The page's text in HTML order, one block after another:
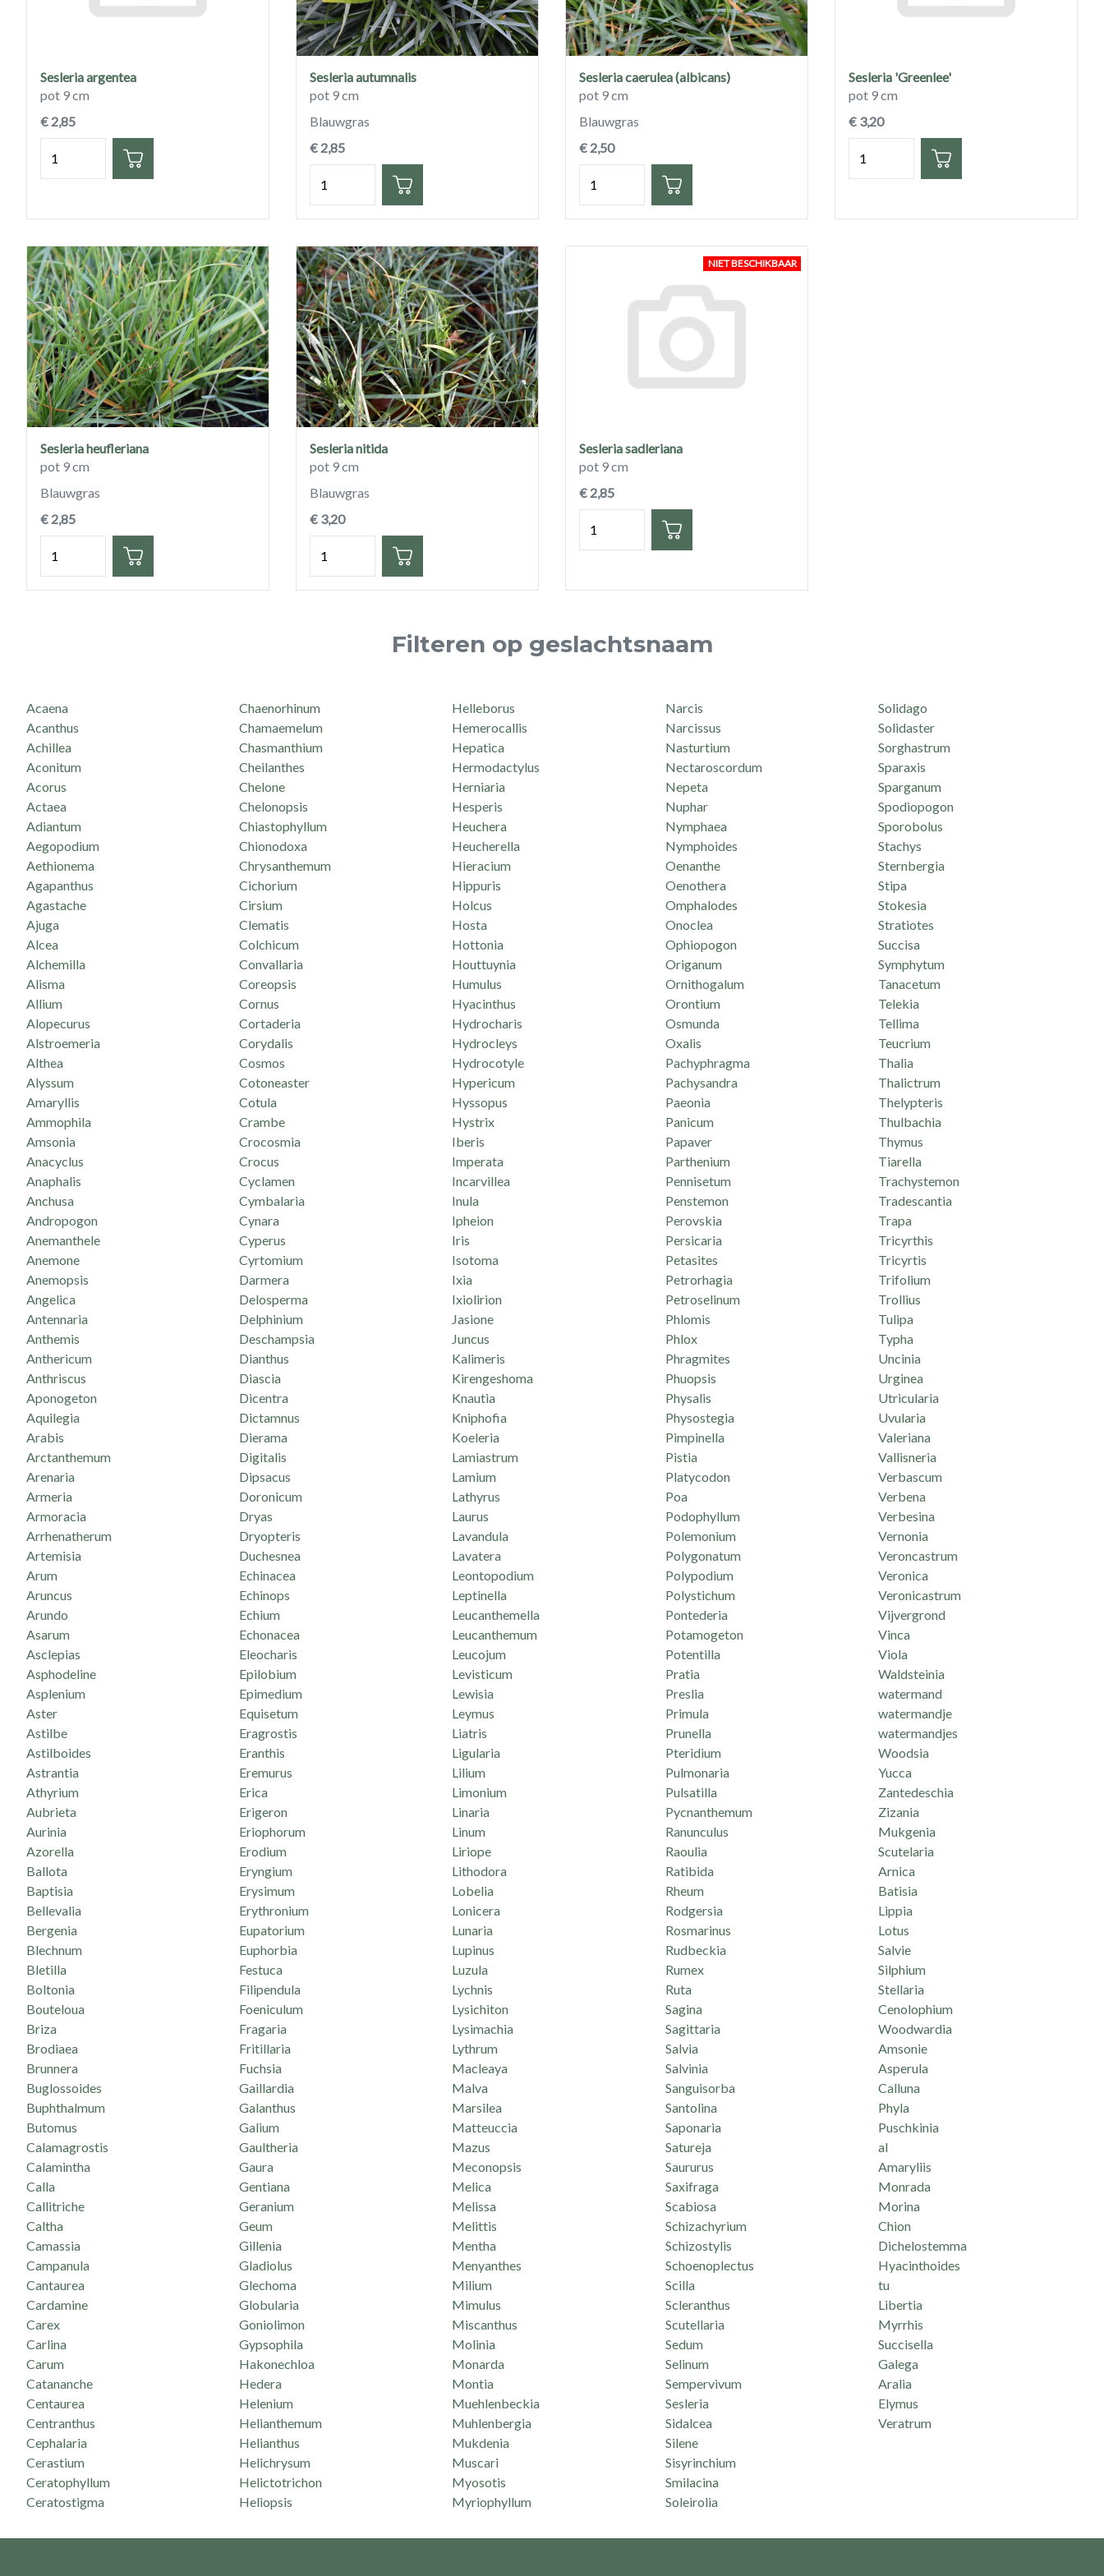
Sesleria argentea
pot 9 cm
€ 2,85
Sesleria autumnalis
pot 9 cm
Blauwgras
€ 2,85
Sesleria caerulea (albicans)
pot 9 cm
Blauwgras
€ 2,50
Sesleria 'Greenlee'
pot 9 cm
€ 3,20
Sesleria heufleriana
pot 9 cm
Blauwgras
€ 2,85
Sesleria nitida
pot 9 cm
Blauwgras
€ 3,20
Sesleria sadleriana
pot 9 cm
€ 2,85
NIET BESCHIKBAAR
Filteren op geslachtsnaam
Acaena
Acanthus
Achillea
Aconitum
Acorus
Actaea
Adiantum
Aegopodium
Aethionema
Agapanthus
Agastache
Ajuga
Alcea
Alchemilla
Alisma
Allium
Alopecurus
Alstroemeria
Althea
Alyssum
Amaryllis
Ammophila
Amsonia
Anacyclus
Anaphalis
Anchusa
Andropogon
Anemanthele
Anemone
Anemopsis
Angelica
Antennaria
Anthemis
Anthericum
Anthriscus
Aponogeton
Aquilegia
Arabis
Arctanthemum
Arenaria
Armeria
Armoracia
Arrhenatherum
Artemisia
Arum
Aruncus
Arundo
Asarum
Asclepias
Asphodeline
Asplenium
Aster
Astilbe
Astilboides
Astrantia
Athyrium
Aubrieta
Aurinia
Azorella
Ballota
Baptisia
Bellevalia
Bergenia
Blechnum
Bletilla
Boltonia
Bouteloua
Briza
Brodiaea
Brunnera
Buglossoides
Buphthalmum
Butomus
Calamagrostis
Calamintha
Calla
Callitriche
Caltha
Camassia
Campanula
Cantaurea
Cardamine
Carex
Carlina
Carum
Catananche
Centaurea
Centranthus
Cephalaria
Cerastium
Ceratophyllum
Ceratostigma
Chaenorhinum
Chamaemelum
Chasmanthium
Cheilanthes
Chelone
Chelonopsis
Chiastophyllum
Chionodoxa
Chrysanthemum
Cichorium
Cirsium
Clematis
Colchicum
Convallaria
Coreopsis
Cornus
Cortaderia
Corydalis
Cosmos
Cotoneaster
Cotula
Crambe
Crocosmia
Crocus
Cyclamen
Cymbalaria
Cynara
Cyperus
Cyrtomium
Darmera
Delosperma
Delphinium
Deschampsia
Dianthus
Diascia
Dicentra
Dictamnus
Dierama
Digitalis
Dipsacus
Doronicum
Dryas
Dryopteris
Duchesnea
Echinacea
Echinops
Echium
Echonacea
Eleocharis
Epilobium
Epimedium
Equisetum
Eragrostis
Eranthis
Eremurus
Erica
Erigeron
Eriophorum
Erodium
Eryngium
Erysimum
Erythronium
Eupatorium
Euphorbia
Festuca
Filipendula
Foeniculum
Fragaria
Fritillaria
Fuchsia
Gaillardia
Galanthus
Galium
Gaultheria
Gaura
Gentiana
Geranium
Geum
Gillenia
Gladiolus
Glechoma
Globularia
Goniolimon
Gypsophila
Hakonechloa
Hedera
Helenium
Helianthemum
Helianthus
Helichrysum
Helictotrichon
Heliopsis
Helleborus
Hemerocallis
Hepatica
Hermodactylus
Herniaria
Hesperis
Heuchera
Heucherella
Hieracium
Hippuris
Holcus
Hosta
Hottonia
Houttuynia
Humulus
Hyacinthus
Hydrocharis
Hydrocleys
Hydrocotyle
Hypericum
Hyssopus
Hystrix
Iberis
Imperata
Incarvillea
Inula
Ipheion
Iris
Isotoma
Ixia
Ixiolirion
Jasione
Juncus
Kalimeris
Kirengeshoma
Knautia
Kniphofia
Koeleria
Lamiastrum
Lamium
Lathyrus
Laurus
Lavandula
Lavatera
Leontopodium
Leptinella
Leucanthemella
Leucanthemum
Leucojum
Levisticum
Lewisia
Leymus
Liatris
Ligularia
Lilium
Limonium
Linaria
Linum
Liriope
Lithodora
Lobelia
Lonicera
Lunaria
Lupinus
Luzula
Lychnis
Lysichiton
Lysimachia
Lythrum
Macleaya
Malva
Marsilea
Matteuccia
Mazus
Meconopsis
Melica
Melissa
Melittis
Mentha
Menyanthes
Milium
Mimulus
Miscanthus
Molinia
Monarda
Montia
Muehlenbeckia
Muhlenbergia
Mukdenia
Muscari
Myosotis
Myriophyllum
Narcis
Narcissus
Nasturtium
Nectaroscordum
Nepeta
Nuphar
Nymphaea
Nymphoides
Oenanthe
Oenothera
Omphalodes
Onoclea
Ophiopogon
Origanum
Ornithogalum
Orontium
Osmunda
Oxalis
Pachyphragma
Pachysandra
Paeonia
Panicum
Papaver
Parthenium
Pennisetum
Penstemon
Perovskia
Persicaria
Petasites
Petrorhagia
Petroselinum
Phlomis
Phlox
Phragmites
Phuopsis
Physalis
Physostegia
Pimpinella
Pistia
Platycodon
Poa
Podophyllum
Polemonium
Polygonatum
Polypodium
Polystichum
Pontederia
Potamogeton
Potentilla
Pratia
Preslia
Primula
Prunella
Pteridium
Pulmonaria
Pulsatilla
Pycnanthemum
Ranunculus
Raoulia
Ratibida
Rheum
Rodgersia
Rosmarinus
Rudbeckia
Rumex
Ruta
Sagina
Sagittaria
Salvia
Salvinia
Sanguisorba
Santolina
Saponaria
Satureja
Saururus
Saxifraga
Scabiosa
Schizachyrium
Schizostylis
Schoenoplectus
Scilla
Scleranthus
Scutellaria
Sedum
Selinum
Sempervivum
Sesleria
Sidalcea
Silene
Sisyrinchium
Smilacina
Soleirolia
Solidago
Solidaster
Sorghastrum
Sparaxis
Sparganum
Spodiopogon
Sporobolus
Stachys
Sternbergia
Stipa
Stokesia
Stratiotes
Succisa
Symphytum
Tanacetum
Telekia
Tellima
Teucrium
Thalia
Thalictrum
Thelypteris
Thulbachia
Thymus
Tiarella
Trachystemon
Tradescantia
Trapa
Tricyrthis
Tricyrtis
Trifolium
Trollius
Tulipa
Typha
Uncinia
Urginea
Utricularia
Uvularia
Valeriana
Vallisneria
Verbascum
Verbena
Verbesina
Vernonia
Veroncastrum
Veronica
Veronicastrum
Vijvergrond
Vinca
Viola
Waldsteinia
watermand
watermandje
watermandjes
Woodsia
Yucca
Zantedeschia
Zizania
Mukgenia
Scutelaria
Arnica
Batisia
Lippia
Lotus
Salvie
Silphium
Stellaria
Cenolophium
Woodwardia
Amsonie
Asperula
Calluna
Phyla
Puschkinia
al
Amaryliis
Monrada
Morina
Chion
Dichelostemma
Hyacinthoides
tu
Libertia
Myrrhis
Succisella
Galega
Aralia
Elymus
Veratrum